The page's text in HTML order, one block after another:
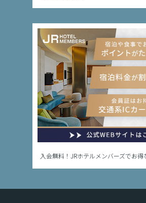
入会無料！JRホテルメンバーズでお得